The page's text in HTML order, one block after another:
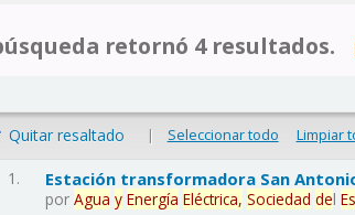
retornó 4 resultados.
Quitar resaltado | Seleccionar todo Limpiar
1. Estación transformadora San
porAgua y Energía Eléctrica, Sociedad del